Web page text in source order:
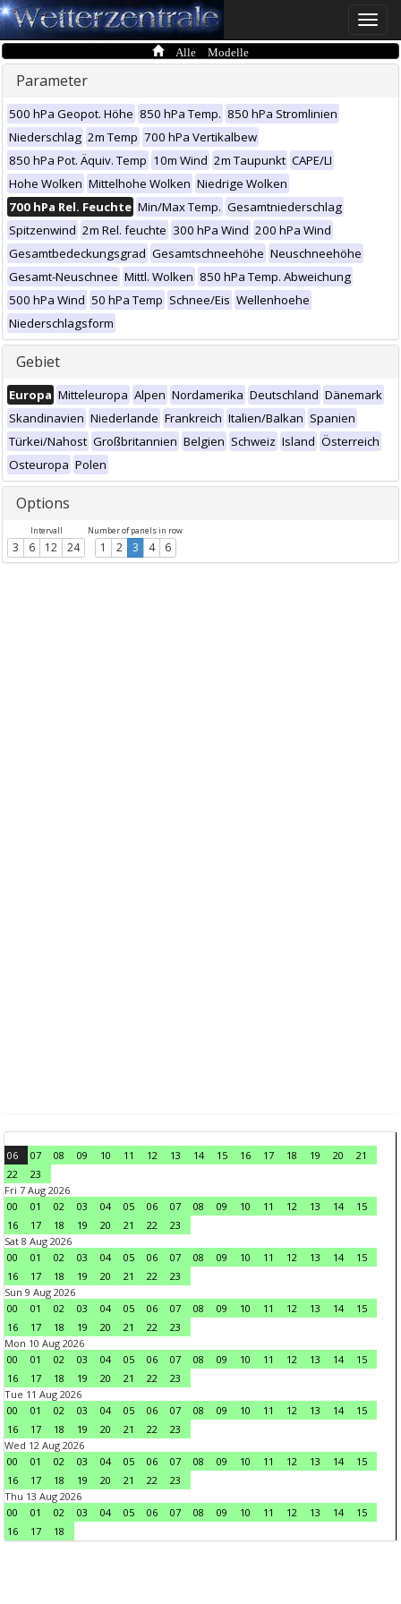
Toggle
Alle Modelle
Parameter
500 hPa Geopot. Höhe 850 hPa Temp. 850 hPa Stromlinien
Niederschlag 2m Temp 700 hPa Vertikalbew
850 hPa Pot. Äquiv. Temp 10m Wind 2m Taupunkt CAPE/LI
Hohe Wolken Mittelhohe Wolken Niedrige Wolken
700 hPa Rel. Feuchte Min/Max Temp. Gesamtniederschlag
Spitzenwind 2m Rel. feuchte 300 hPa Wind 200 hPa Wind
Gesamtbedeckungsgrad Gesamtschneehöhe Neuschneehöhe
Gesamt-Neuschnee Mittl. Wolken 850 hPa Temp. Abweichung
500 hPa Wind 50 hPa Temp Schnee/Eis Wellenhoehe
Niederschlagsform
Gebiet
Europa Mitteleuropa Alpen Nordamerika Deutschland Dänemark
Skandinavien Niederlande Frankreich Italien/Balkan Spanien
Türkei/Nahost Großbritannien Belgien Schweiz Island Österreich
Osteuropa Polen
Options
Intervall
3 6 12 24
Number of panels in row
1 2 3 4 6
06 07 08 09 10 11 12 13 14 15 16 17 18 19 20
21
22
23
Fri 7 Aug 2026
00
01 02 03 04 05 06 07 08 09 10 11 12 13 14
15
16
17 18 19 20 21 22
23
Sat 8 Aug 2026
00
01 02 03 04 05 06 07 08 09 10 11 12 13 14
15
16
17 18 19 20 21 22
23
Sun 9 Aug 2026
00
01 02 03 04 05 06 07 08 09 10 11 12 13 14
15
16
17 18 19 20 21 22
23
Mon 10 Aug 2026
00
01 02 03 04 05 06 07 08 09 10 11 12 13 14
15
16
17 18 19 20 21 22
23
Tue 11 Aug 2026
00
01 02 03 04 05 06 07 08 09 10 11 12 13 14
15
16
17 18 19 20 21 22
23
Wed 12 Aug 2026
00
01 02 03 04 05 06 07 08 09 10 11 12 13 14
15
16
17 18 19 20 21 22
23
Thu 13 Aug 2026
00
01 02 03 04 05 06 07 08 09 10 11 12 13 14
15
16
17 18